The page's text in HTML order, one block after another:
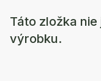
Táto zložka
výrobku.